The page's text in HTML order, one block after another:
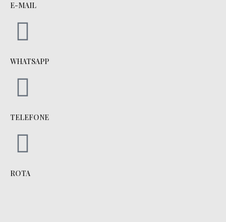
E-MAIL
WHATSAPP
TELEFONE
ROTA